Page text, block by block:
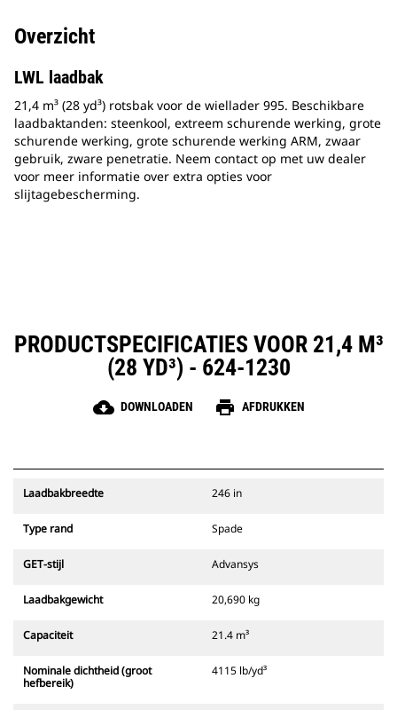
Overzicht
LWL laadbak
21,4 m³ (28 yd³) rotsbak voor de wiellader 995. Beschikbare
laadbaktanden: steenkool, extreem schurende werking, grote
schurende werking, grote schurende werking ARM, zwaar
gebruik, zware penetratie. Neem contact op met uw dealer
voor meer informatie over extra opties voor
slijtagebescherming.
PRODUCTSPECIFICATIES VOOR 21,4 M³
(28 YD³) - 624-1230
cloud_download DOWNLOADEN print AFDRUKKEN
Laadbakbreedte 246 in
Type rand Spade
GET-stijl Advansys
Laadbakgewicht 20,690 kg
Capaciteit 21.4 m³
Nominale dichtheid (groot
hefbereik)
4115 lb/yd³